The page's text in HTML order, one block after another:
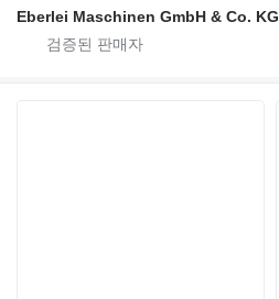
Eberlei Maschinen GmbH & Co. KG